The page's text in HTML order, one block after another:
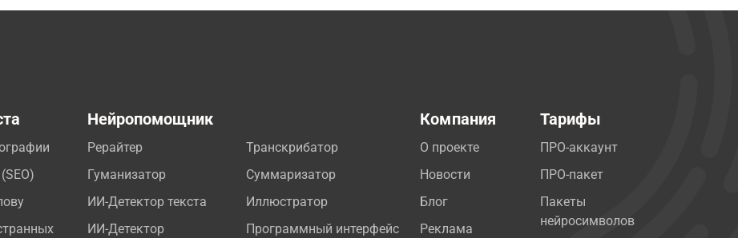
Нейропомощник
Рерайтер
Гуманизатор
ИИ-Детектор текста
ИИ-Детектор
Транскрибатор
Суммаризатор
Иллюстратор
Программный интерфейс
Компания
О проекте
Новости
Блог
Реклама
Тарифы
ПРО-аккаунт
ПРО-пакет
Пакеты
нейросимволов